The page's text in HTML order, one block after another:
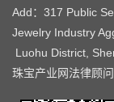
Add：317 Public
Jewelry Industry
Luohu District,
珠宝产业网法律顾